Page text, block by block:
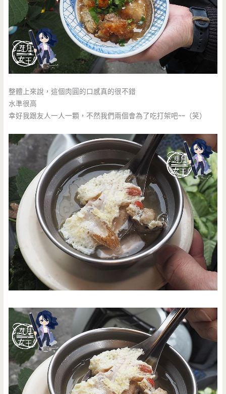
整體上來說，這個肉圓的口感真的很不錯
水準很高
幸好我跟友人一人一顆，不然我們兩個會為了吃打架吧~~（笑）